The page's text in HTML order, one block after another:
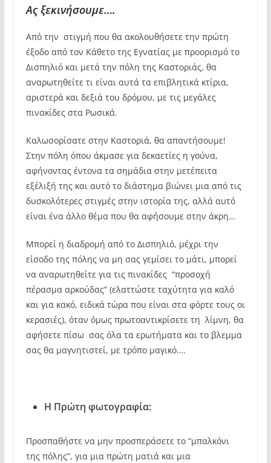
Ας ξεκινήσουμε….
Από την στιγμή που θα ακολουθήσετε την πρώτη
έξοδο από τον Κάθετο της Εγνατίας με προορισμό το
Δισπηλιό και μετά την πόλη της Καστοριάς, θα
αναρωτηθείτε τι είναι αυτά τα επιβλητικά κτίρια,
αριστερά και δεξιά του δρόμου, με τις μεγάλες
πινακίδες στα Ρωσικά.
Καλωσορίσατε στην Καστοριά, θα απαντήσουμε!
Στην πόλη όπου άκμασε για δεκαετίες η γούνα,
αφήνοντας έντονα τα σημάδια στην μετέπειτα
εξέλιξή της και αυτό το διάστημα βιώνει μια από τις
δυσκολότερες στιγμές στην ιστορία της, αλλά αυτό
είναι ένα άλλο θέμα που θα αφήσουμε στην άκρη…
Μπορεί η διαδρομή από το Δισπηλιό, μέχρι την
είσοδο της πόλης να μη σας γεμίσει το μάτι, μπορεί
να αναρωτηθείτε για τις πινακίδες “προσοχή
πέρασμα αρκούδας” (ελαττώστε ταχύτητα για καλό
και για κακό, ειδικά τώρα που είναι στα φόρτε τους οι
κερασιές), όταν όμως πρωτοαντικρίσετε τη λίμνη, θα
αφήσετε πίσω σας όλα τα ερωτήματα και το βλεμμα
σας θα μαγνητιστεί, με τρόπο μαγικό….
Η Πρώτη φωτογραφία:
Προσπαθήστε να μην προσπεράσετε το “μπαλκόνι
της πόλης”, για μια πρώτη ματιά και μια